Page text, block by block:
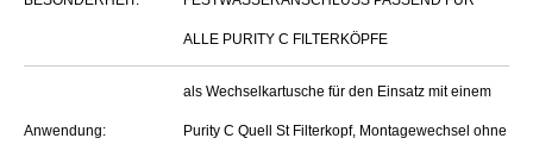
ALLE PURITY C FILTERKÖPFE
Anwendung:
als Wechselkartusche für den Einsatz mit einem
Purity C Quell St Filterkopf, Montagewechsel ohne